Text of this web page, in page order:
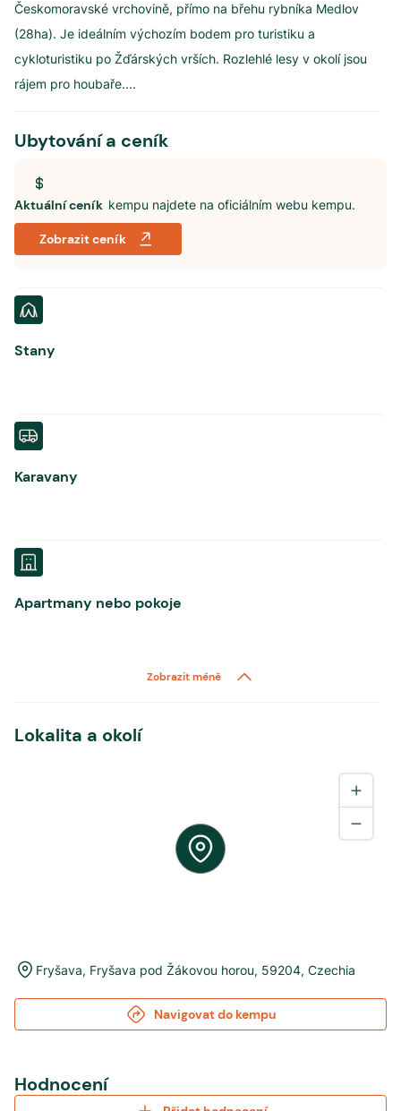
Českomoravské vrchovině, přímo na břehu rybníka Medlov
(28ha). Je ideálním výchozím bodem pro turistiku a
cykloturistiku po Žďárských vrších. Rozlehlé lesy v okolí jsou
rájem pro houbaře....
Ubytování a ceník
Aktuální ceník kempu najdete na oficiálním webu kempu.
Zobrazit ceník
Stany
Karavany
Apartmany nebo pokoje
Zobrazit méně
Lokalita a okolí
Fryšava, Fryšava pod Žákovou horou, 59204, Czechia
Navigovat do kempu
Hodnocení